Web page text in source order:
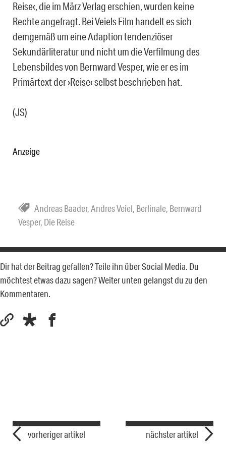
Reise‹, die im März Verlag erschien, wurden keine
Rechte angefragt. Bei Veiels Film handelt es sich
demgemäß um eine Adaption tendenziöser
Sekundärliteratur und nicht um die Verfilmung des
Lebensbildes von Bernward Vesper, wie er es im
Primärtext der ›Reise‹ selbst beschrieben hat.
(JS)
Anzeige
Andreas Baader,Andres Veiel, Berlinale, Bernward
Vesper, Die Reise
Dir hat der Beitrag gefallen? Teile ihn über Social Media. Du
möchtest etwas dazu sagen? Weiter unten gelangst du zu den
Kommentaren.
vorheriger artikel nächster artikel